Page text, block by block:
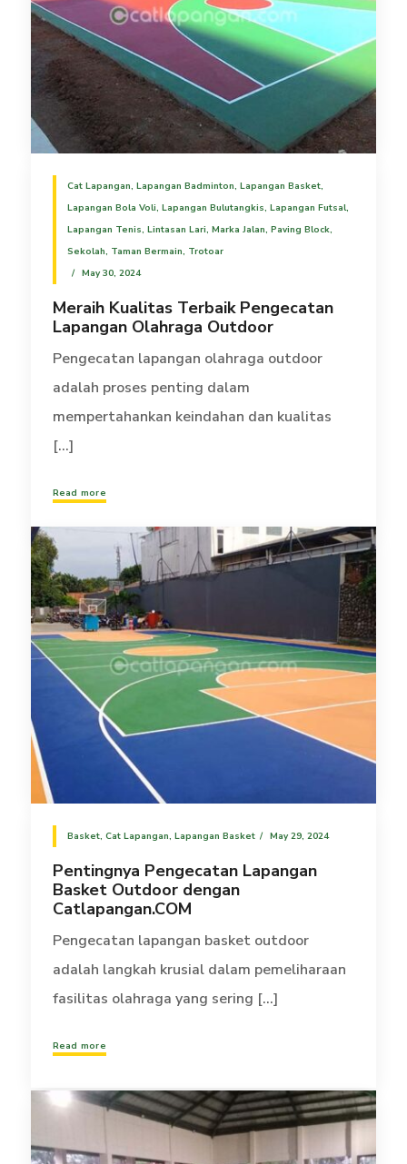
Cat Lapangan, Lapangan Badminton, Lapangan Basket,
Lapangan Bola Voli, Lapangan Bulutangkis, Lapangan Futsal,
Lapangan Tenis, Lintasan Lari, Marka Jalan, Paving Block,
Sekolah, Taman Bermain, Trotoar
May 30, 2024
Meraih Kualitas Terbaik Pengecatan
Lapangan Olahraga Outdoor
Pengecatan lapangan olahraga outdoor
adalah proses penting dalam
mempertahankan keindahan dan kualitas
[...]
Read more
Basket, Cat Lapangan, Lapangan Basket May 29, 2024
Pentingnya Pengecatan Lapangan
Basket Outdoor dengan
Catlapangan.COM
Pengecatan lapangan basket outdoor
adalah langkah krusial dalam pemeliharaan
fasilitas olahraga yang sering [...]
Read more